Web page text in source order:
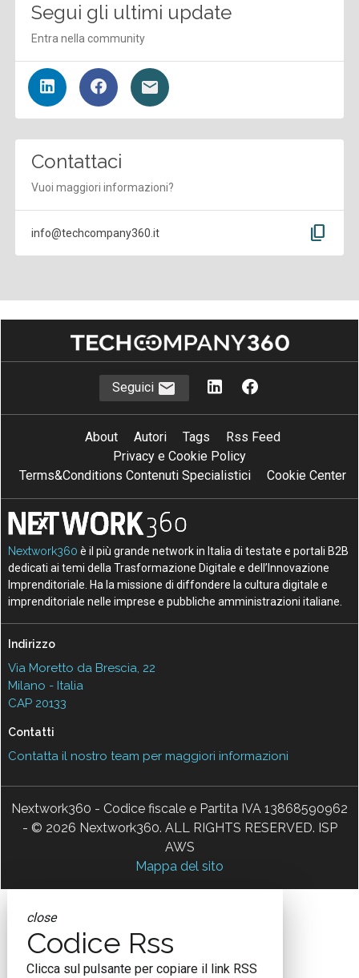
Segui gli ultimi update
Entra nella community
Contattaci
Vuoi maggiori informazioni?
info@techcompany360.it content_copy
Seguici
About Autori Tags
Rss Feed
Privacy e Cookie Policy
Terms&Conditions Contenuti Specialistici
Cookie Center
Nextwork360 è il più grande network in Italia di testate e portali B2B
dedicati ai temi della Trasformazione Digitale e dell’Innovazione
Imprenditoriale. Ha la missione di diffondere la cultura digitale e
imprenditoriale nelle imprese e pubbliche amministrazioni italiane.
Indirizzo
Via Moretto da Brescia, 22
Milano - Italia
CAP 20133
Contatti
Contatta il nostro team per maggiori informazioni
Nextwork360 - Codice fiscale e Partita IVA 13868590962
- © 2026 Nextwork360. ALL RIGHTS RESERVED. ISP
AWS
Mappa del sito
close
Codice Rss
Clicca sul pulsante per copiare il link RSS